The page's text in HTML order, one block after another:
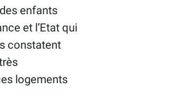
enfants
et l’Etat qui
constatent
logements